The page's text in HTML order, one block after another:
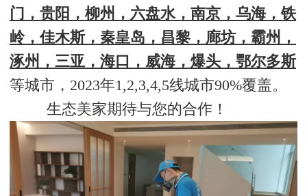
门，贵阳，柳州，六盘水，南京，乌海，铁
岭，佳木斯，秦皇岛，昌黎，廊坊，霸州，
涿州，三亚，海口，威海，爆头，鄂尔多斯
等城市，2023年1,2,3,4,5线城市90%覆盖。
生态美家期待与您的合作！